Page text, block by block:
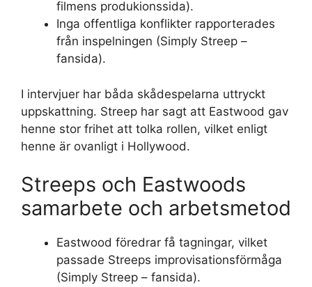
filmens produkionssida).
Inga offentliga konflikter rapporterades
från inspelningen (Simply Streep –
fansida).
I intervjuer har båda skådespelarna uttryckt
uppskattning. Streep har sagt att Eastwood gav
henne stor frihet att tolka rollen, vilket enligt
henne är ovanligt i Hollywood.
Streeps och Eastwoods
samarbete och arbetsmetod
Eastwood föredrar få tagningar, vilket
passade Streeps improvisationsförmåga
(Simply Streep – fansida).